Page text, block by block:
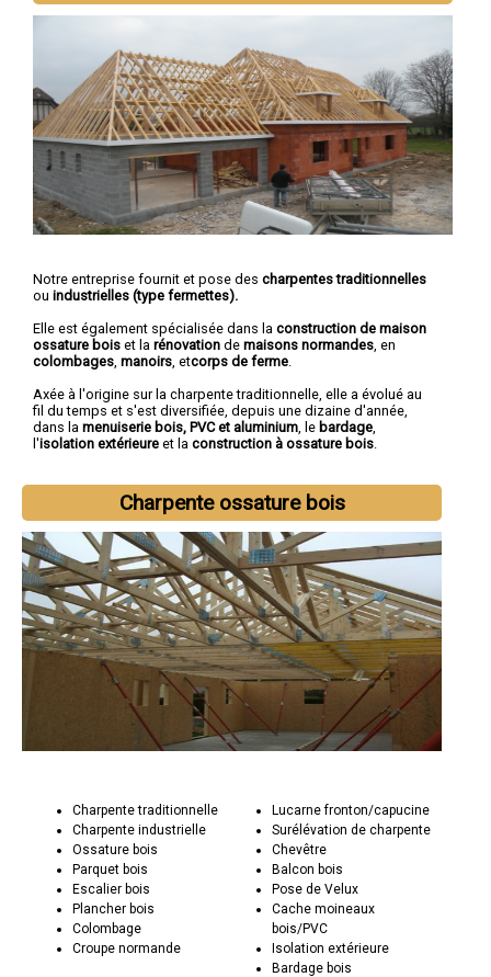
Notre entreprise fournit et pose des charpentes traditionnelles
ou industrielles (type fermettes).
Elle est également spécialisée dans la construction de maison
ossature bois et la rénovation de maisons normandes , en
colombages manoirs , etcorps de ferme
Axée à l'origine sur la charpente traditionnelle, elle a évolué au
fil du temps et s'est diversifiée, depuis une dizaine d'année,
dans la menuiserie bois, PVC et aluminium , le bardage
l'isolation extérieure et la construction à ossature bois
Charpente ossature bois
Charpente traditionnelle
Charpente industrielle
Ossature bois
Parquet bois
Escalier bois
Plancher bois
Colombage
Croupe normande
Lucarne fronton/capucine
Surélévation de charpente
Chevêtre
Balcon bois
Pose de Velux
Cache moineaux
bois/PVC
Isolation extérieure
Bardage bois